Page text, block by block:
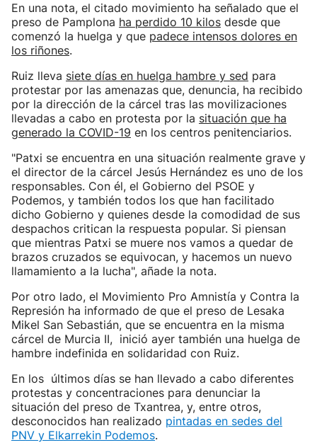
En una nota, el citado movimiento ha señalado que el
preso de Pamplona ha perdido 10 kilos desde que
comenzó la huelga y que padece intensos dolores en
los riñones.
Ruiz lleva siete días en huelga hambre y sed para
protestar por las amenazas que, denuncia, ha recibido
por la dirección de la cárcel tras las movilizaciones
llevadas a cabo en protesta por la situación que ha
generado la COVID-19 en los centros penitenciarios.
"Patxi se encuentra en una situación realmente grave y
el director de la cárcel Jesús Hernández es uno de los
responsables. Con él, el Gobierno del PSOE y
Podemos, y también todos los que han facilitado
dicho Gobierno y quienes desde la comodidad de sus
despachos critican la respuesta popular. Si piensan
que mientras Patxi se muere nos vamos a quedar de
brazos cruzados se equivocan, y hacemos un nuevo
llamamiento a la lucha", añade la nota.
Por otro lado, el Movimiento Pro Amnistía y Contra la
Represión ha informado de que el preso de Lesaka
Mikel San Sebastián, que se encuentra en la misma
cárcel de Murcia II, inició ayer también una huelga de
hambre indefinida en solidaridad con Ruiz.
En los últimos días se han llevado a cabo diferentes
protestas y concentraciones para denunciar la
situación del preso de Txantrea, y, entre otros,
desconocidos han realizado pintadas en sedes del
PNV y Elkarrekin Podemos.